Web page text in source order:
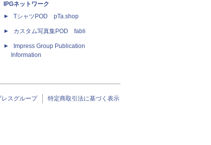
IPGネットワーク
TシャツPOD pTa.shop
カスタム写真集POD fabli
Impress Group Publication
Information
レスグループ 特定商取引法に基づく表示